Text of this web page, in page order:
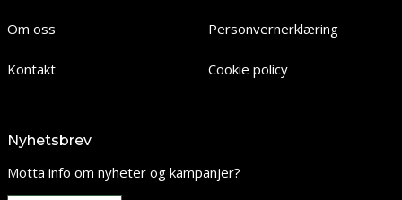
Om oss
Kontakt
Personvernerklæring
Cookie policy
Nyhetsbrev
Motta info om nyheter og kampanjer?